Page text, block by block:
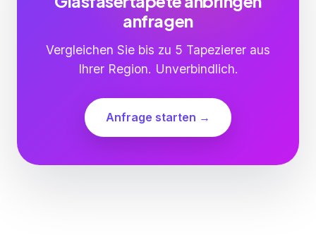
anfragen
Vergleichen Sie bis zu 5 Tapezierer aus
Ihrer Region. Unverbindlich.
Anfrage starten →